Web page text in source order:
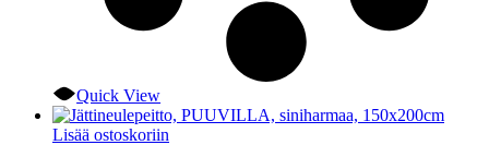
Quick View
Lisää ostoskoriin